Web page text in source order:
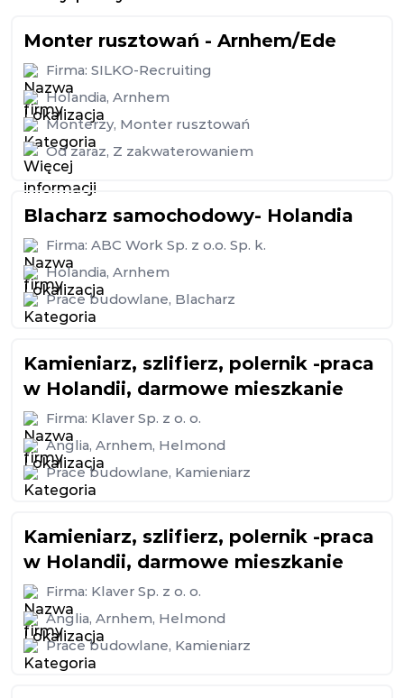
Monter rusztowań - Arnhem/Ede
Firma: SILKO-Recruiting
Holandia, Arnhem
Monterzy, Monter rusztowań
Od zaraz, Z zakwaterowaniem
Blacharz samochodowy- Holandia
Firma: ABC Work Sp. z o.o. Sp. k.
Holandia, Arnhem
Prace budowlane, Blacharz
Kamieniarz, szlifierz, polernik -praca
w Holandii, darmowe mieszkanie
Firma: Klaver Sp. z o. o.
Anglia, Arnhem, Helmond
Prace budowlane, Kamieniarz
Kamieniarz, szlifierz, polernik -praca
w Holandii, darmowe mieszkanie
Firma: Klaver Sp. z o. o.
Anglia, Arnhem, Helmond
Prace budowlane, Kamieniarz